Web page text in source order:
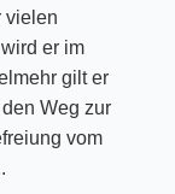
vielen
er im
gilt er
Weg zur
vom